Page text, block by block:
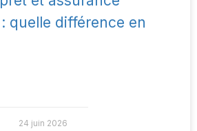
quelle différence en
24 juin 2026